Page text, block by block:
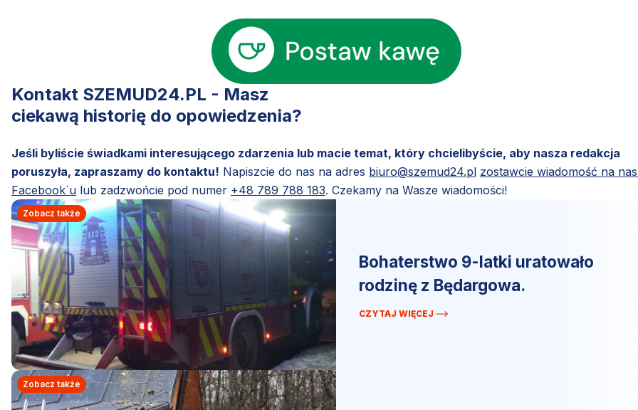
Kontakt SZEMUD24.PL - Masz
ciekawą historię do opowiedzenia?
Jeśli byliście świadkami interesującego zdarzenia lub macie temat, który chcielibyście, aby nasza redakcja
poruszyła, zapraszamy do kontaktu! Napiszcie do nas na adres biuro@szemud24.pl zostawcie wiadomość na
Facebook`u lub zadzwońcie pod numer +48 789 788 183. Czekamy na Wasze wiadomości!
Zobacz także
Bohaterstwo 9-latki uratowało
rodzinę z Będargowa.
CZYTAJ WIĘCEJ
Zobacz także